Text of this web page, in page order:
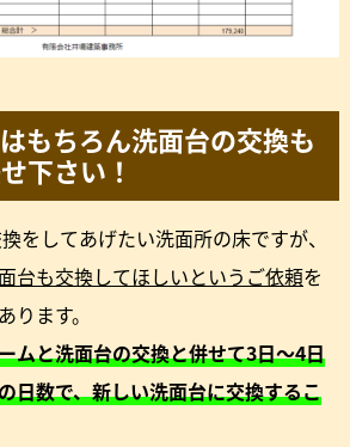
もちろん洗面台の交換も
下さい！
をしてあげたい洗面所の床ですが、
台も交換してほしいというご依頼を
ります。
ムと洗面台の交換と併せて3日～4日
日数で、新しい洗面台に交換するこ